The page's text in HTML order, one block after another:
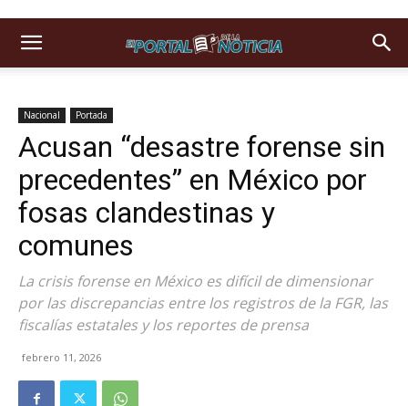
Nacional Portada
Acusan “desastre forense sin
precedentes” en México por
fosas clandestinas y
comunes
La crisis forense en México es difícil de dimensionar
por las discrepancias entre los registros de la FGR, las
fiscalías estatales y los reportes de prensa
febrero 11, 2026